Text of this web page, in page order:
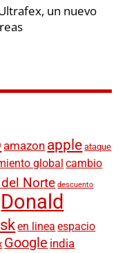
un nuevo
amazon apple ataque
global cambio
Norte descuento
Donald
en linea espacio
Google india